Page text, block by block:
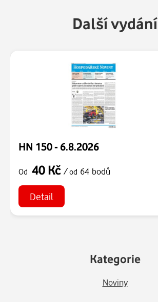
Další vydání
HN 150 - 6.8.2026
Od 40 Kč /od 64 bodů
Detail
Kategorie
Noviny